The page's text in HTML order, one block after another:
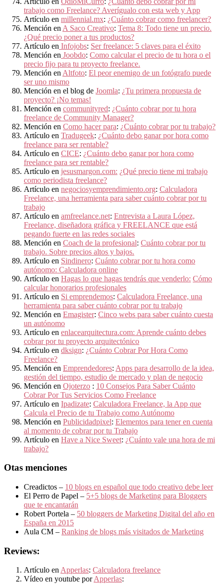
trabajo como Freelance? Averígualo con esta web y App
Artículo en millennial.mx: ¿Cuánto cobrar como freelancer?
Mención en A Saco Creativo: Tema 8: Todo tiene un precio.
¿Qué precio poner a tus productos?
Artículo en Infojobs: Ser freelance: 5 claves para el éxito
Mención en Joobdo: Como calcular el precio de tu hora o el
precio fijo para tu proyecto freelance.
Mención en Altfoto: El peor enemigo de un fotógrafo puede
ser uno mismo
Mención en el blog de Joomla: ¿Tu primera propuesta de
proyecto? ¡No temas!
Mención en communityred: ¿Cuánto cobrar por tu hora
freelance de Community Manager?
Mención en Como hacer para: ¿Cuánto cobrar por tu trabajo?
Artículo en Tradugeek: ¿Cuánto debo ganar por hora como
freelance para ser rentable?
Artículo en CICE: ¿Cuánto debo ganar por hora como
freelance para ser rentable?
Artículo en jesusmargon.com: ¿Qué precio tiene mi trabajo
como periodista freelance?
Artículo en negociosyemprendimiento.org: Calculadora
Freelance, una herramienta para saber cuánto cobrar por tu
trabajo
Artículo en amfreelance.net: Entrevista a Laura López,
Freelance, diseñadora gráfica y FREELANCE que está
pegando fuerte en las redes sociales
Mención en Coach de la profesional: Cuánto cobrar por tu
trabajo. Sobre precios altos y bajos.
Artículo en Sindinero: Cuánto cobrar por tu hora como
autónomo: Calculadora online
Artículo en Hagas lo que hagas tendrás que venderlo: Cómo
calcular honorarios profesionales
Artículo en Si emprendemos: Calculadora Freelance, una
herramienta para saber cuánto cobrar por tu trabajo
Mención en Emagister: Cinco webs para saber cuánto cuesta
un autónomo
Artículo en enlacearquitectura.com: Aprende cuánto debes
cobrar por tu proyecto arquitectónico
Artículo en dksign: ¿Cuánto Cobrar Por Hora Como
Freelance?
Mención en Emprendedores: Apps para desarrollo de la idea,
gestión del tiempo, estudio de mercado y plan de negocio
Mención en Ojoterzo : 10 Consejos Para Saber Cuánto
Cobrar Por Tus Servicios Como Freelance
Artículo en Ipadizate: Calculadora Freelance, la App que
Calcula el Precio de tu Trabajo como Autónomo
Mención en Publicidadpixel: Elementos para tener en cuenta
al momento de cobrar por tu Trabajo
Artículo en Have a Nice Sweet: ¿Cuánto vale una hora de mi
trabajo?
Otas menciones
Creadictos – 10 blogs en español que todo creativo debe leer
El Perro de Papel – 5+5 blogs de Marketing para Bloggers
que te encantarán
Robert Portela – 50 bloggers de Marketing Digital del año en
España en 2015
Aula CM – Ranking de blogs más visitados de Marketing
Reviews:
Artículo enApperlas: Calculadora freelance
Vídeo en youtube porApperlas: